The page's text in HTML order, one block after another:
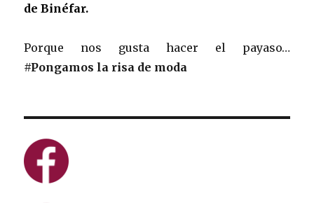
de Binéfar.
Porque nos gusta hacer el payaso…
#Pongamos la risa de moda